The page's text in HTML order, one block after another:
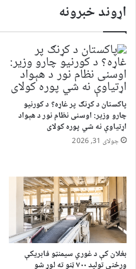
اړوند خبرونه
پاکستان د کړنګ پر غاړه؟ د کورنیو
چارو وزیر: اوسنی نظام نور د هېواد
اړتیاوې نه شي پوره کولای
جولای 31, 2026
بغلان کې د غوري سیمنټو فابریکې
ورځنی تولید ۷۰۰ ټنو ته لوړ شو